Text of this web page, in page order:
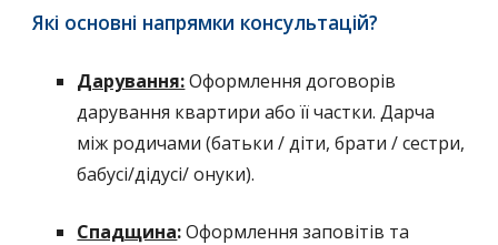
Які основні напрямки консультацій?
Дарування:Оформлення договорів
дарування квартири або її частки. Дарча
між родичами (батьки / діти, брати / сестри,
бабусі/дідусі/ онуки).
Спадщина:Оформлення заповітів та